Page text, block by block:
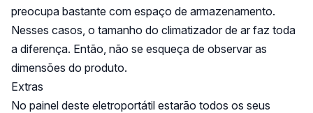
preocupa bastante com espaço de armazenamento.
Nesses casos, o tamanho do climatizador de ar faz toda
a diferença. Então, não se esqueça de observar as
dimensões do produto.
Extras
No painel deste eletroportátil estarão todos os seus